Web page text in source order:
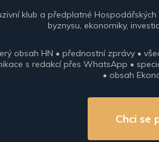
klub a předplatné
byznysu, ekonomiky,
obsah HN • přednostní zprávy •
s redakcí přes WhatsApp •
• obsah
Chci se